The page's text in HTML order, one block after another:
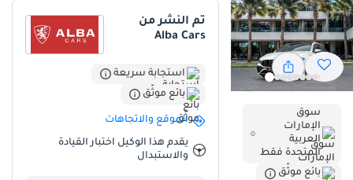
سوق
الإمارات
العربية
المتحدة فقط
بائع موثّق
تم النشر من
Alba Cars
استجابة سريعة
بائع موثّق
الموقع والاتجاهات
يقدم هذا الوكيل اختبار القيادة
والاستبدال